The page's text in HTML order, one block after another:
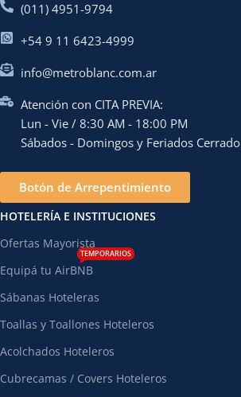
(011) 4951-9794
+54 9 11 6423-4999
info@metroblanc.com.ar
Atención con CITA PREVIA:
Lun - Vie / 8:30 AM - 18:00 PM
Sábados - Domingos y Feriados Cerrado
Botón de Arrepentimiento
HOTELERÍA E INSTITUCIONES
Ofertas Mayorista
Equipá tu AirBNB
TEMPORARIOS
Sábanas Hoteleras
Toallas y Toallones Hoteleros
Acolchados Hoteleros
Cubrecamas / Covers Hoteleros